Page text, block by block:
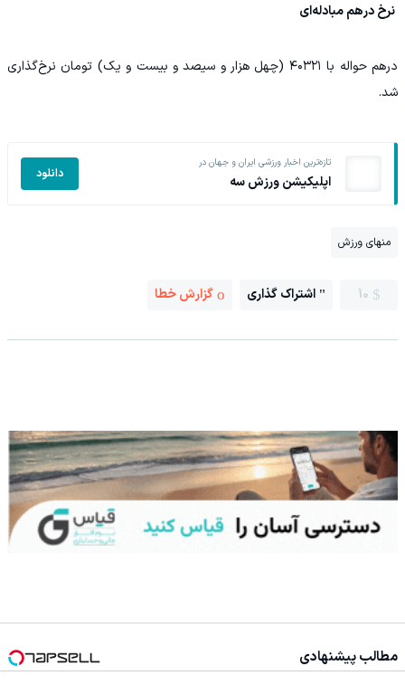
نرخ درهم مبادله‌ای
درهم حواله با ۴۰۳۲۱ (چهل هزار و سیصد و بیست و یک) تومان نرخ‌گذاری
شد.
تازه‌ترین اخبار ورزشی ایران و جهان در
اپلیکیشن ورزش سه دانلود
منهای ورزش
10 اشتراک گذاری گزارش خطا
مطالب پیشنهادی